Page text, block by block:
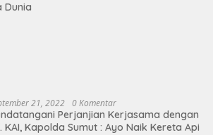
Dunia
21, 2022 0 Komentar
Perjanjian Kerjasama dengan
KAI, Kapolda Sumut : Ayo Naik Kereta Api